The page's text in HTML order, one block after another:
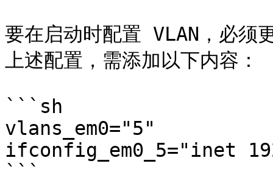
要在启动时配置 VLAN，
上述配置，需添加以下内容：
```sh
vlans_em0="5"
ifconfig_em0_5="inet